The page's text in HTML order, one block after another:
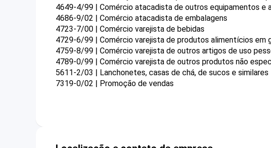
4649-4/99 | Comércio atacadista de outros equipamentos
4686-9/02 | Comércio atacadista de embalagens
4723-7/00 | Comércio varejista de bebidas
4729-6/99 | Comércio varejista de produtos alimentícios
4759-8/99 | Comércio varejista de outros artigos de uso
4789-0/99 | Comércio varejista de outros produtos não
5611-2/03 | Lanchonetes, casas de chá, de sucos e similares
7319-0/02 | Promoção de vendas